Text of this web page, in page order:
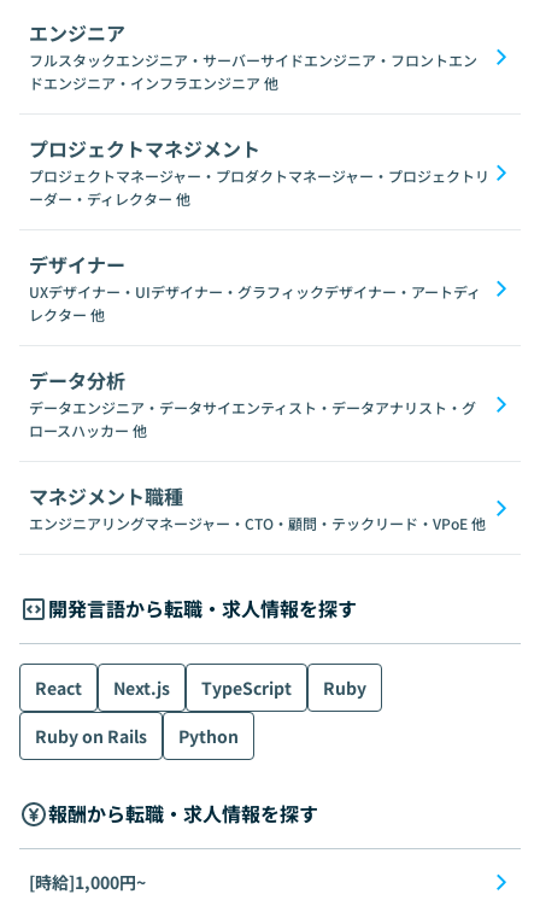
エンジニア
フルスタックエンジニア・サーバーサイドエンジニア・フロントエン
ドエンジニア・インフラエンジニア 他
プロジェクトマネジメント
プロジェクトマネージャー・プロダクトマネージャー・プロジェクトリ
ーダー・ディレクター 他
デザイナー
UXデザイナー・UIデザイナー・グラフィックデザイナー・アートディ
レクター 他
データ分析
データエンジニア・データサイエンティスト・データアナリスト・グ
ロースハッカー 他
マネジメント職種
エンジニアリングマネージャー・CTO・顧問・テックリード・VPoE他
開発言語から転職・求人情報を探す
React Next.js TypeScript
Ruby
Ruby on Rails
Python
報酬から転職・求人情報を探す
[時給]1,000円~